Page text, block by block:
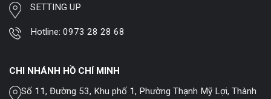
SETTING UP
Hotline:0973 28 28 68
CHI NHÁNH HỒ CHÍ MINH
Số 11, Đường 53, Khu phố 1, Phường Thạnh Mỹ Lợi, Thành